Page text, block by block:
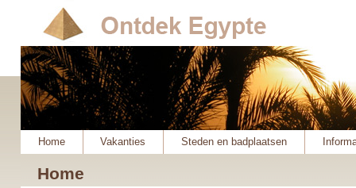
Home Vakanties Steden en badplaatsen
Home